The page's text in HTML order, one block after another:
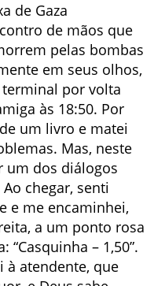
de Gaza
de mãos que
pelas bombas
em seus olhos,
terminal por volta
às 18:50. Por
um livro e matei
Mas, neste
um dos diálogos
chegar, senti
e me encaminhei,
a um ponto rosa
– 1,50”.
à atendente, que